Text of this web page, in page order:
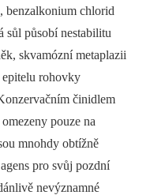
benzalkonium chlorid
působí nestabilitu
skvamózní metaplazii
rohovky
činidlem
pouze na
mnohdy obtížně
pro svůj pozdní
nevýznamné